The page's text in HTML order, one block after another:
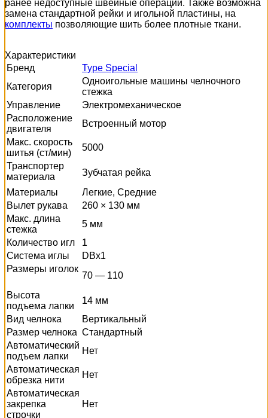
ранее недоступные швейные операции. Также возможна
замена стандартной рейки и игольной пластины, на
комплекты позволяющие шить более плотные ткани.
Характеристики
Бренд
Type Special
Категория
Одноигольные машины челночного
стежка
Управление
Электромеханическое
Расположение
двигателя
Встроенный мотор
Макс. скорость
шитья (ст/мин)
5000
Транспортер
материала
Зубчатая рейка
Материалы
Легкие, Средние
Вылет рукава
260 × 130 мм
Макс. длина
стежка
5 мм
Количество игл
1
Система иглы
DBx1
Размеры иголок
70 — 110
Высота
подъема лапки
14 мм
Вид челнока
Вертикальный
Размер челнока Стандартный
Автоматический
подъем лапки
Нет
Автоматическая
обрезка нити
Нет
Автоматическая
закрепка
строчки
Нет